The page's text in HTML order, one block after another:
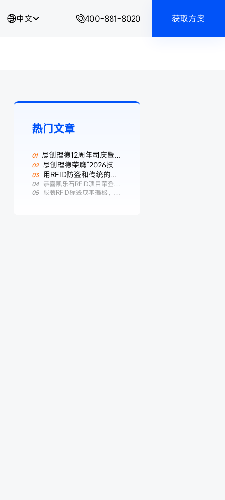
中文 400-881-8020 获取方案
热门文章
思创理德12周年司庆暨春
季团建圆满举行
思创理德荣膺“2026技术
先锋年度推见”
用RFID防盗和传统的防
盗扣有什么区别？——服装
行业智能防盗新选择
恭喜凯乐石RFID项目荣登
“2025物联之星·数智中国标杆案
服装RFID标签成本揭秘，一